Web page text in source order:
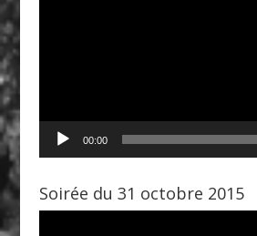
00:00
Soirée du 31 octobre 2015